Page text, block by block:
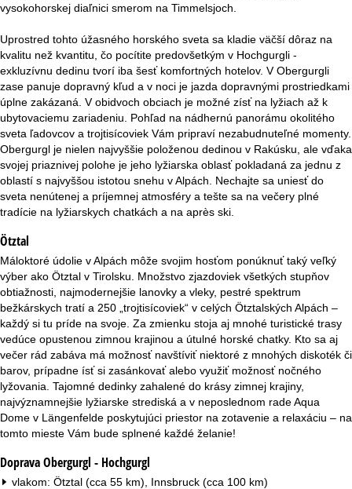
r
á
n
k
a
vysokohorskej diaľnici smerom na Timmelsjoch.
Uprostred tohto úžasného horského sveta sa kladie väčší dôraz na
kvalitu než kvantitu, čo pocítite predovšetkým v Hochgurgli -
exkluzívnu dedinu tvorí iba šesť komfortných hotelov. V Obergurgli
zase panuje dopravný kľud a v noci je jazda dopravnými prostriedkami
úplne zakázaná. V obidvoch obciach je možné zísť na lyžiach až k
ubytovaciemu zariadeniu. Pohľad na nádhernú panorámu okolitého
sveta ľadovcov a trojtisícoviek Vám pripraví nezabudnuteľné momenty.
Obergurgl je nielen najvyššie položenou dedinou v Rakúsku, ale vďaka
svojej priaznivej polohe je jeho lyžiarska oblasť pokladaná za jednu z
oblastí s najvyššou istotou snehu v Alpách. Nechajte sa uniesť do
sveta nenútenej a príjemnej atmosféry a tešte sa na večery plné
tradície na lyžiarskych chatkách a na après ski.
Ötztal
Máloktoré údolie v Alpách môže svojim hosťom ponúknuť taký veľký
výber ako Ötztal v Tirolsku. Množstvo zjazdoviek všetkých stupňov
obtiažnosti, najmodernejšie lanovky a vleky, pestré spektrum
bežkárskych tratí a 250 „trojtisícoviek“ v celých Ötztalských Alpách –
každý si tu príde na svoje. Za zmienku stoja aj mnohé turistické trasy
vedúce opustenou zimnou krajinou a útulné horské chatky. Kto sa aj
večer rád zabáva má možnosť navštíviť niektoré z mnohých diskoték či
barov, prípadne ísť si zasánkovať alebo využiť možnosť nočného
lyžovania. Tajomné dedinky zahalené do krásy zimnej krajiny,
najvýznamnejšie lyžiarske strediská a v neposlednom rade Aqua
Dome v Längenfelde poskytujúci priestor na zotavenie a relaxáciu – na
tomto mieste Vám bude splnené každé želanie!
Doprava Obergurgl - Hochgurgl
vlakom: Ötztal (cca 55 km), Innsbruck (cca 100 km)